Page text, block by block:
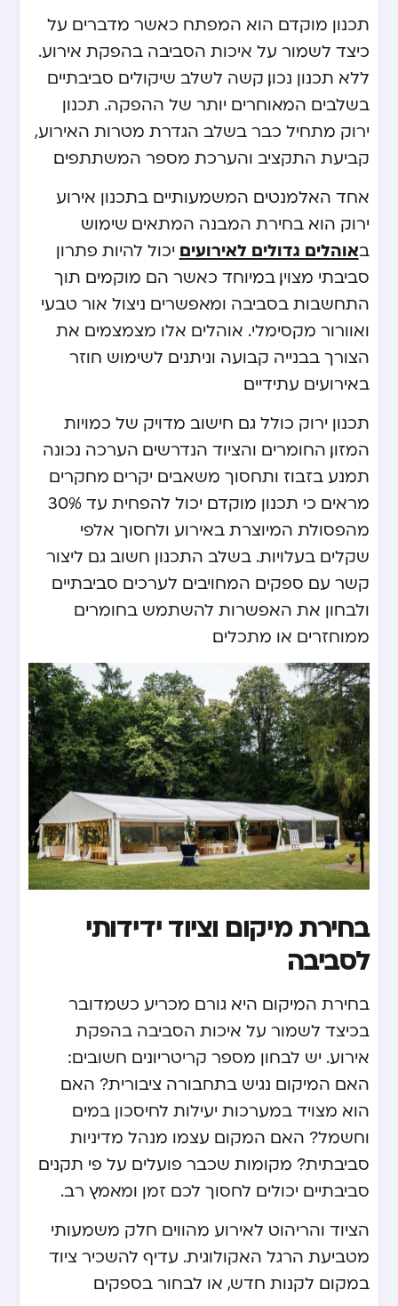
תכנון מוקדם הוא המפתח כאשר מדברים על
כיצד לשמור על איכות הסביבה בהפקת אירוע.
ללא תכנון נכון, קשה לשלב שיקולים סביבתיים
בשלבים המאוחרים יותר של ההפקה. תכנון
ירוק מתחיל כבר בשלב הגדרת מטרות האירוע,
קביעת התקציב והערכת מספר המשתתפים.
אחד האלמנטים המשמעותיים בתכנון אירוע
ירוק הוא בחירת המבנה המתאים. שימוש
באוהלים גדולים לאירועים יכול להיות פתרון
סביבתי מצוין, במיוחד כאשר הם מוקמים תוך
התחשבות בסביבה ומאפשרים ניצול אור טבעי
ואוורור מקסימלי. אוהלים אלו מצמצמים את
הצורך בבנייה קבועה וניתנים לשימוש חוזר
באירועים עתידיים.
תכנון ירוק כולל גם חישוב מדויק של כמויות
המזון, החומרים והציוד הנדרשים. הערכה נכונה
תמנע בזבוז ותחסוך משאבים יקרים. מחקרים
מראים כי תכנון מוקדם יכול להפחית עד 30%
מהפסולת המיוצרת באירוע ולחסוך אלפי
שקלים בעלויות. בשלב התכנון חשוב גם ליצור
קשר עם ספקים המחויבים לערכים סביבתיים
ולבחון את האפשרות להשתמש בחומרים
ממוחזרים או מתכלים.
בחירת מיקום וציוד ידידותי
לסביבה
בחירת המיקום היא גורם מכריע כשמדובר
בכיצד לשמור על איכות הסביבה בהפקת
אירוע. יש לבחון מספר קריטריונים חשובים:
האם המיקום נגיש בתחבורה ציבורית? האם
הוא מצויד במערכות יעילות לחיסכון במים
וחשמל? האם המקום עצמו מנהל מדיניות
סביבתית? מקומות שכבר פועלים על פי תקנים
סביבתיים יכולים לחסוך לכם זמן ומאמץ רב.
הציוד והריהוט לאירוע מהווים חלק משמעותי
מטביעת הרגל האקולוגית. עדיף להשכיר ציוד
במקום לקנות חדש, או לבחור בספקים